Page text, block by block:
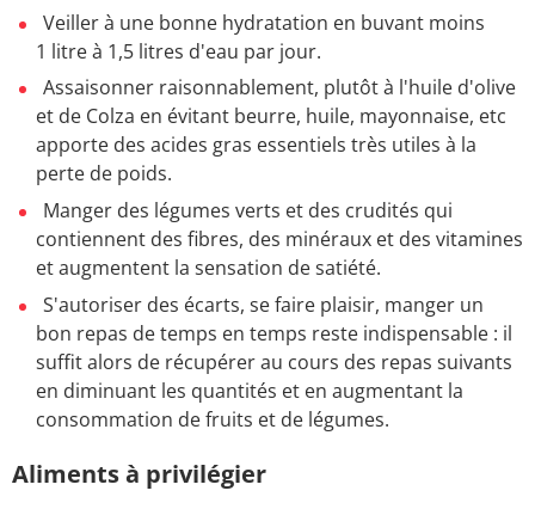
Veiller à une bonne hydratation en buvant moins
1 litre à 1,5 litres d'eau par jour.
Assaisonner raisonnablement, plutôt à l'huile d'olive
et de Colza en évitant beurre, huile, mayonnaise, etc
apporte des acides gras essentiels très utiles à la
perte de poids.
Manger des légumes verts et des crudités qui
contiennent des fibres, des minéraux et des vitamines
et augmentent la sensation de satiété.
S'autoriser des écarts, se faire plaisir, manger un
bon repas de temps en temps reste indispensable : il
suffit alors de récupérer au cours des repas suivants
en diminuant les quantités et en augmentant la
consommation de fruits et de légumes.
Aliments à privilégier